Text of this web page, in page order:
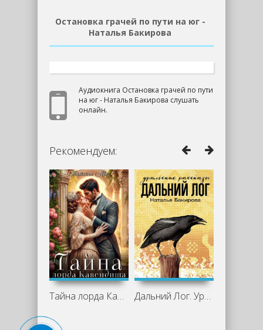
Остановка грачей по пути на юг -
Наталья Бакирова
Аудиокнига Остановка грачей по пути
на юг - Наталья Бакирова слушать
онлайн.
Рекомендуем:
Тайна лорда Кавендиша - Татьяна Ма Дальний Лог. Уральские рассказы -